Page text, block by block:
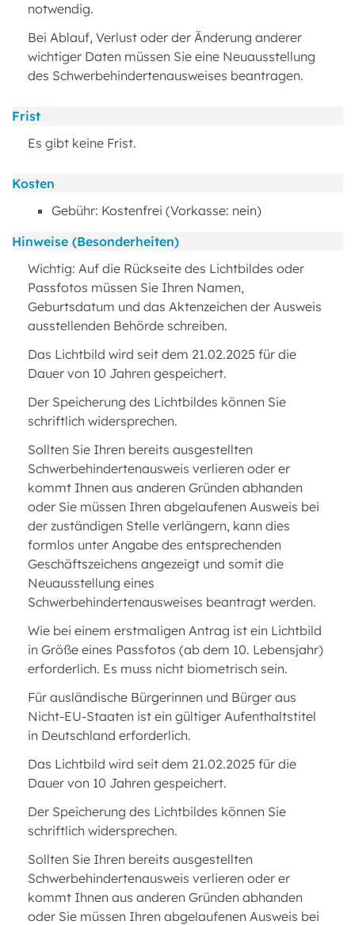
notwendig.
Bei Ablauf, Verlust oder der Änderung anderer
wichtiger Daten müssen Sie eine Neuausstellung
des Schwerbehindertenausweises beantragen.
Frist
Es gibt keine Frist.
Kosten
Gebühr: Kostenfrei (Vorkasse: nein)
Hinweise (Besonderheiten)
Wichtig: Auf die Rückseite des Lichtbildes oder
Passfotos müssen Sie Ihren Namen,
Geburtsdatum und das Aktenzeichen der Ausweis
ausstellenden Behörde schreiben.
Das Lichtbild wird seit dem 21.02.2025 für die
Dauer von 10 Jahren gespeichert.
Der Speicherung des Lichtbildes können Sie
schriftlich widersprechen.
Sollten Sie Ihren bereits ausgestellten
Schwerbehindertenausweis verlieren oder er
kommt Ihnen aus anderen Gründen abhanden
oder Sie müssen Ihren abgelaufenen Ausweis bei
der zuständigen Stelle verlängern, kann dies
formlos unter Angabe des entsprechenden
Geschäftszeichens angezeigt und somit die
Neuausstellung eines
Schwerbehindertenausweises beantragt werden.
Wie bei einem erstmaligen Antrag ist ein Lichtbild
in Größe eines Passfotos (ab dem 10. Lebensjahr)
erforderlich. Es muss nicht biometrisch sein.
Für ausländische Bürgerinnen und Bürger aus
Nicht-EU-Staaten ist ein gültiger Aufenthaltstitel
in Deutschland erforderlich.
Das Lichtbild wird seit dem 21.02.2025 für die
Dauer von 10 Jahren gespeichert.
Der Speicherung des Lichtbildes können Sie
schriftlich widersprechen.
Sollten Sie Ihren bereits ausgestellten
Schwerbehindertenausweis verlieren oder er
kommt Ihnen aus anderen Gründen abhanden
oder Sie müssen Ihren abgelaufenen Ausweis bei